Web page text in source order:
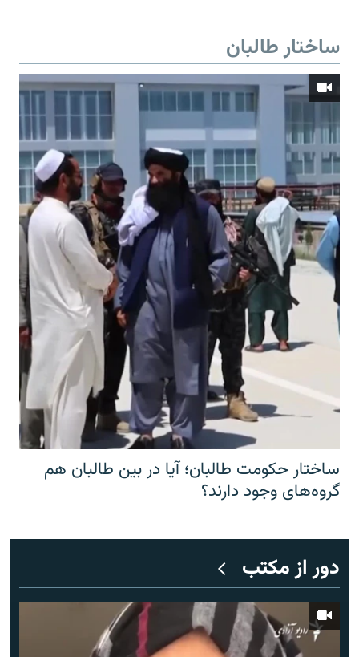
ساختار طالبان
ساختار حکومت طالبان؛ آیا در بین طالبان هم
گروه‌های وجود دارند؟
دور از مکتب